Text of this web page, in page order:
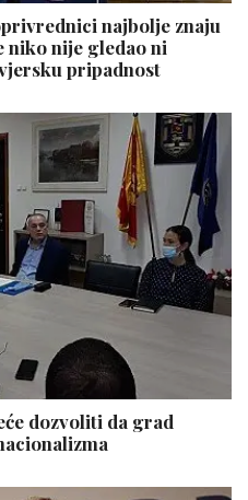
najbolje znaju
niko nije gledao ni
pripadnost
dozvoliti da grad